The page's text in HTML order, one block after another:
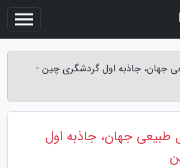
جهان، جاذبه اول گردشگری چین -
طبیعی جهان، جاذبه اول